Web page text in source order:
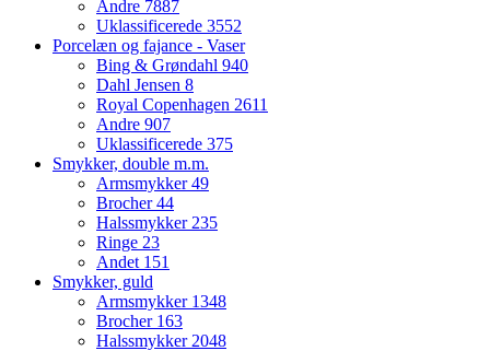
Andre 7887
Uklassificerede 3552
Porcelæn og fajance - Vaser
Bing & Grøndahl 940
Dahl Jensen 8
Royal Copenhagen 2611
Andre 907
Uklassificerede 375
Smykker, double m.m.
Armsmykker49
Brocher44
Halssmykker235
Ringe 23
Andet 151
Smykker, guld
Armsmykker 1348
Brocher 163
Halssmykker2048